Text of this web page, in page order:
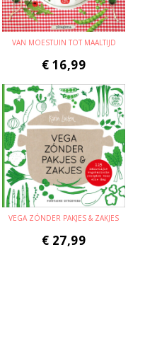
VAN MOESTUIN TOT MAALTIJD
€ 16,99
VEGA ZÓNDER PAKJES & ZAKJES
€ 27,99